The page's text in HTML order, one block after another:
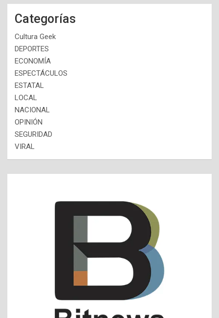
Categorías
Cultura Geek
DEPORTES
ECONOMÍA
ESPECTÁCULOS
ESTATAL
LOCAL
NACIONAL
OPINIÓN
SEGURIDAD
VIRAL